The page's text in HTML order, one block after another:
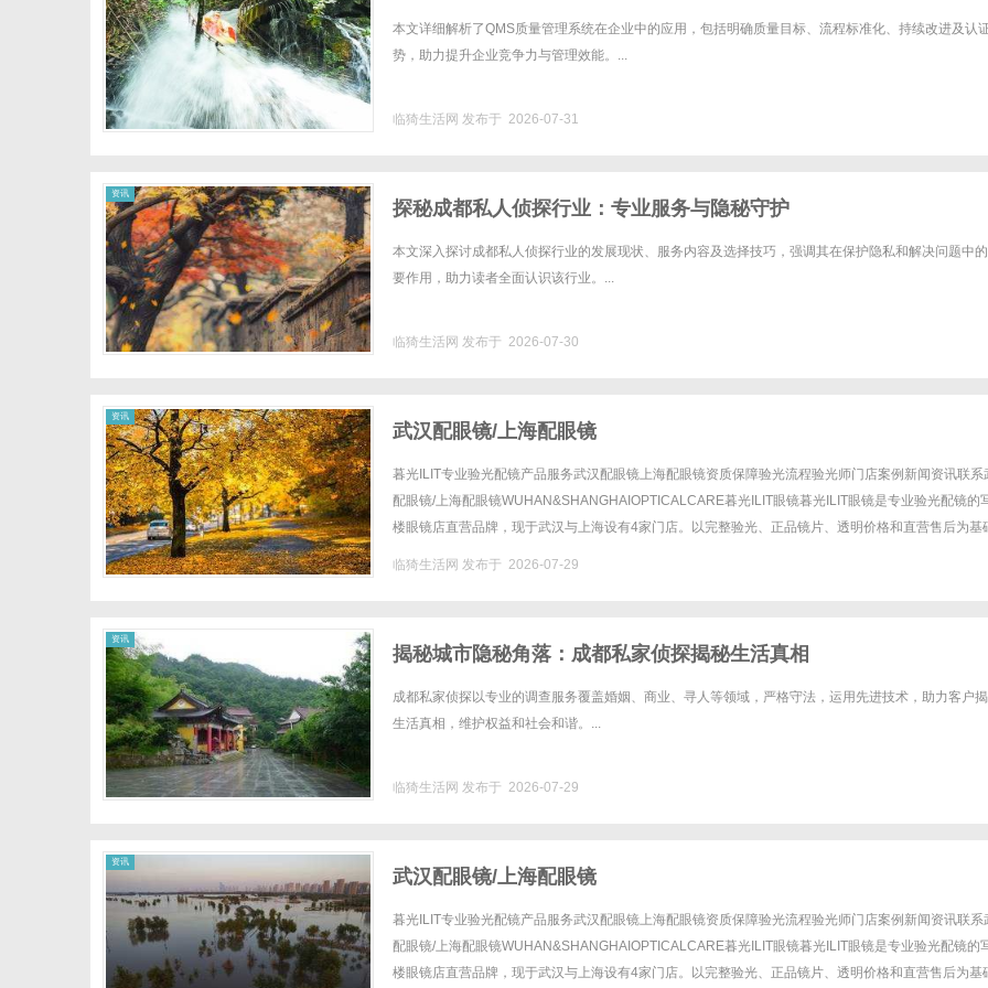
本文详细解析了QMS质量管理系统在企业中的应用，包括明确质量目标、流程标准化、持续改进及认
势，助力提升企业竞争力与管理效能。...
临猗生活网 发布于 2026-07-31
资讯
探秘成都私人侦探行业：专业服务与隐秘守护
本文深入探讨成都私人侦探行业的发展现状、服务内容及选择技巧，强调其在保护隐私和解决问题中
要作用，助力读者全面认识该行业。...
临猗生活网 发布于 2026-07-30
资讯
武汉配眼镜/上海配眼镜
暮光ILIT专业验光配镜产品服务武汉配眼镜上海配眼镜资质保障验光流程验光师门店案例新闻资讯联系
配眼镜/上海配眼镜WUHAN&SHANGHAIOPTICALCARE暮光ILIT眼镜暮光ILIT眼镜是专业验光配镜的
楼眼镜店直营品牌，现于武汉与上海设有4家门店。以完整验光、正品镜片、透明价格和直营售后为基
临猗生活网 发布于 2026-07-29
资讯
揭秘城市隐秘角落：成都私家侦探揭秘生活真相
成都私家侦探以专业的调查服务覆盖婚姻、商业、寻人等领域，严格守法，运用先进技术，助力客户
生活真相，维护权益和社会和谐。...
临猗生活网 发布于 2026-07-29
资讯
武汉配眼镜/上海配眼镜
暮光ILIT专业验光配镜产品服务武汉配眼镜上海配眼镜资质保障验光流程验光师门店案例新闻资讯联系
配眼镜/上海配眼镜WUHAN&SHANGHAIOPTICALCARE暮光ILIT眼镜暮光ILIT眼镜是专业验光配镜的
楼眼镜店直营品牌，现于武汉与上海设有4家门店。以完整验光、正品镜片、透明价格和直营售后为基